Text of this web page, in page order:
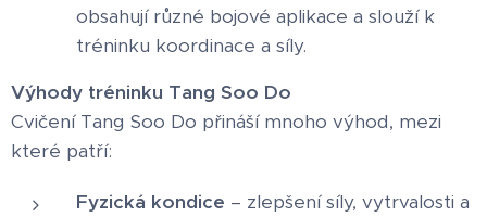
obsahují různé bojové aplikace a slouží k
tréninku koordinace a síly.
Výhody tréninku Tang Soo Do
Cvičení Tang Soo Do přináší mnoho výhod, mezi
které patří:
Fyzická kondice – zlepšení síly, vytrvalosti a